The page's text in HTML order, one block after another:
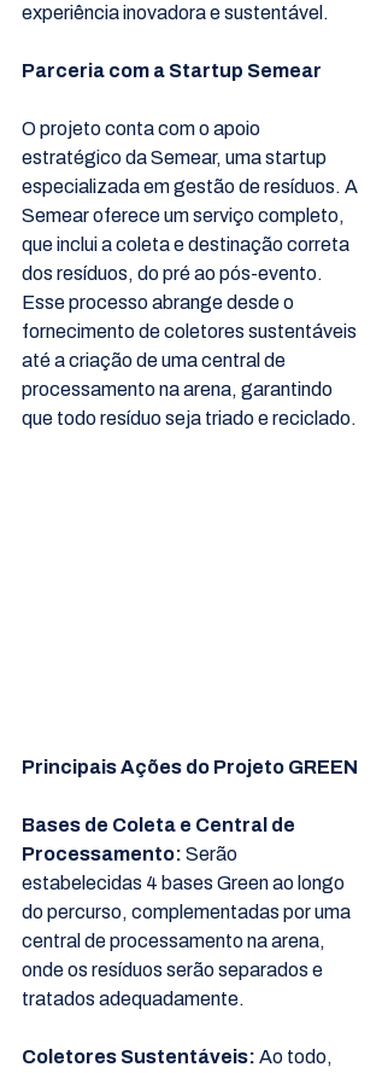
experiência inovadora e sustentável.
Parceria com a Startup Semear
O projeto conta com o apoio
estratégico da Semear, uma startup
especializada em gestão de resíduos. A
Semear oferece um serviço completo,
que inclui a coleta e destinação correta
dos resíduos, do pré ao pós-evento.
Esse processo abrange desde o
fornecimento de coletores sustentáveis
até a criação de uma central de
processamento na arena, garantindo
que todo resíduo seja triado e reciclado.
Principais Ações do Projeto GREEN
Bases de Coleta e Central de
Processamento: Serão
estabelecidas 4 bases Green ao longo
do percurso, complementadas por uma
central de processamento na arena,
onde os resíduos serão separados e
tratados adequadamente.
Coletores Sustentáveis: Ao todo,